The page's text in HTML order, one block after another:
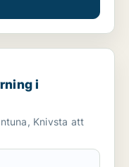
eller Knivsta
i
Knivsta att